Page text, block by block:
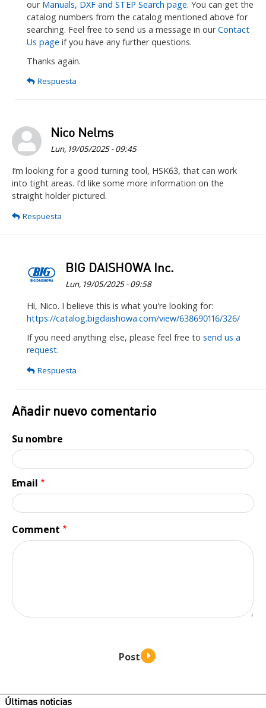
Últimas noticias
some
more…
por
Tim
our Manuals, DXF and STEP Search page. You can get the
catalog numbers from the catalog mentioned above for
searching. Feel free to send us a message in ourContact
Us page if you have any further questions.
Thanks again.
Respuesta
Nico Nelms
Lun, 19/05/2025 - 09:45
I’m looking for a good turning tool, HSK63, that can work
into tight areas. I’d like some more information on the
straight holder pictured.
Respuesta
BIG DAISHOWA Inc.
Lun, 19/05/2025 - 09:58
En
respuesta
a
I’m
looking
for
a
good…
Nico
Nelms
Hi, Nico. I believe this is what you're looking for:
https://catalog.bigdaishowa.com/view/638690116/326/
If you need anything else, please feel free to send us a
request.
Respuesta
Añadir nuevo comentario
Su nombre
Email
Comment